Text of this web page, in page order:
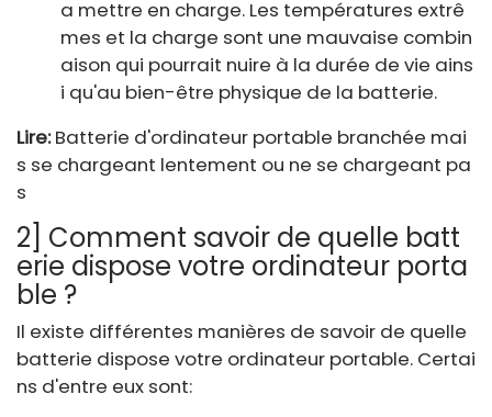
a mettre en charge. Les températures extrê
mes et la charge sont une mauvaise combin
aison qui pourrait nuire à la durée de vie ains
i qu'au bien-être physique de la batterie.
Lire:Batterie d'ordinateur portable branchée mai
s se chargeant lentement ou ne se chargeant pa
s
2] Comment savoir de quelle batt
erie dispose votre ordinateur porta
ble ?
Il existe différentes manières de savoir de quelle
batterie dispose votre ordinateur portable. Certai
ns d'entre eux sont: